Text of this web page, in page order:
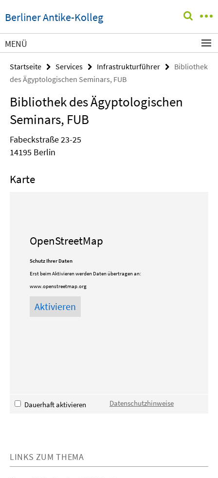
direkt
zu
Inhalt
Berliner Antike-Kolleg
Service-
MENÜ
Startseite Services Infrastrukturführer
Bibliothek
des Ägyptologischen Seminars, FUB
Bibliothek des Ägyptologischen
Seminars, FUB
Fabeckstraße 23-25
14195 Berlin
Karte
OpenStreetMap
Schutz Ihrer Daten
Erst beim Aktivieren werden Daten übertragen an:
www.openstreetmap.org
Dauerhaft aktivieren Datenschutzhinweise
LINKS ZUM THEMA